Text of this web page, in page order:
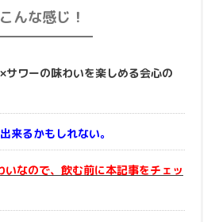
んな感じ！
サワーの味わいを楽しめる会心の
来るかもしれない。
いなので、飲む前に本記事をチェッ